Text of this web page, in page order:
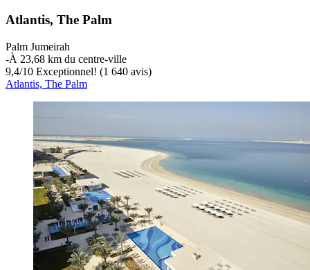
Atlantis, The Palm
Palm Jumeirah
‐À 23,68 km du centre-ville
9,4/10 Exceptionnel! (1 640 avis)
Atlantis, The Palm